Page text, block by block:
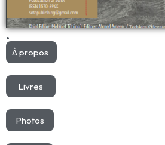
.
À propos
Livres
Photos